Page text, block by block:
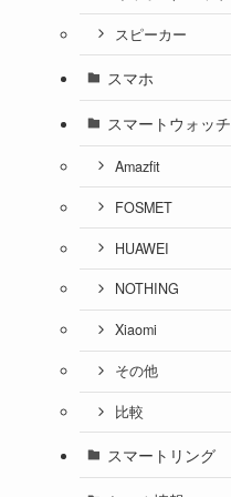
スピーカー
スマホ
スマートウォッチ
Amazfit
FOSMET
HUAWEI
NOTHING
Xiaomi
その他
比較
スマートリング